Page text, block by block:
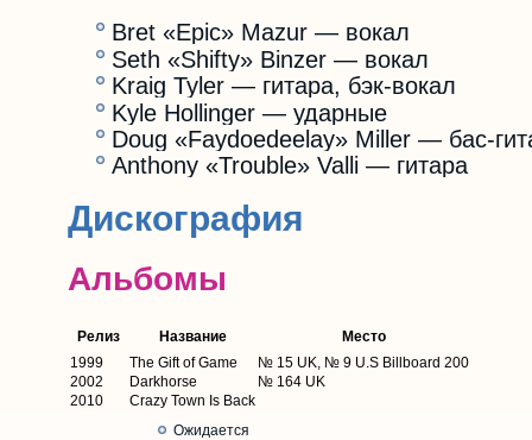
Bret «Epic» Mazur — вокал
Seth «Shifty» Binzer — вокал
Kraig Tyler — гитара, бэк-вокал
Kyle Hollinger — ударные
Doug «Faydoedeelay» Miller — бас-
Anthony «Trouble» Valli — гитара
Дискография
Альбомы
Релиз Название
Место
1999
The Gift of Game
№ 15 UK, № 9 U.S Billboard 200
2002
Darkhorse
№ 164 UK
2010
Crazy Town Is Back
Ожидается